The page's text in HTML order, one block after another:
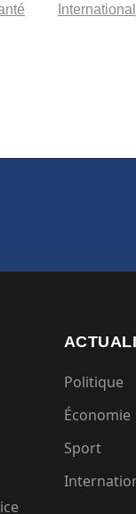
International
Politique
Économie
Sport